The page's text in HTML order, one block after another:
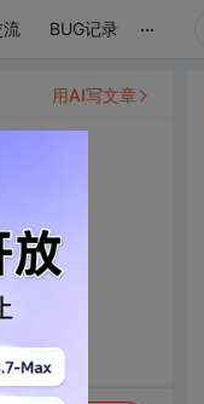
流 BUG记录 ...
用AI写文章